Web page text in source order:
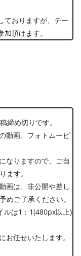
ておりますが、テー
頂けます。
締め切りです。
動画、フォトムービ
なりますので、ご⾃
ます。
画は、⾮公開や差し
めご了承ください。
ルは1：1(480px以上)
お任せいたします。